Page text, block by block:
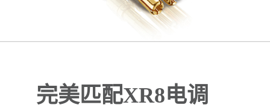
完美匹配XR8电调